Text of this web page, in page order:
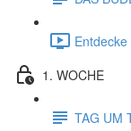
1. WOCHE
TAG UM